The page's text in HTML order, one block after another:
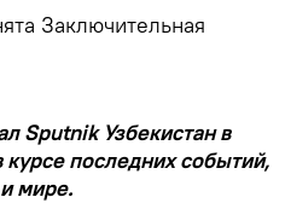
Заключительная
Sputnik Узбекистан в
курсе последних событий,
мире.